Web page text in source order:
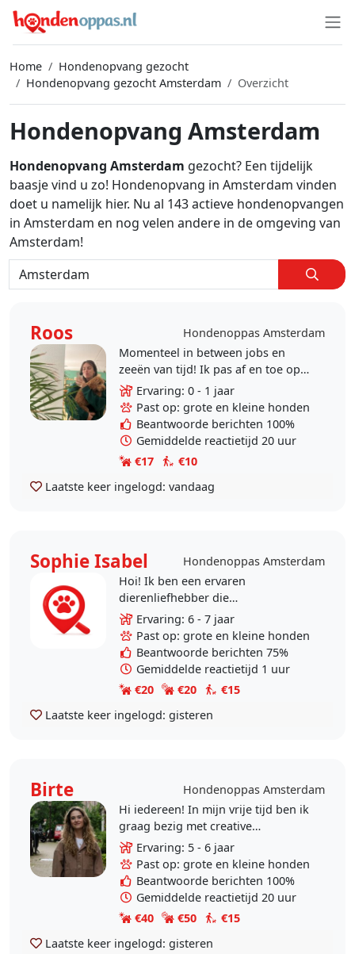
Home
Hondenopvang gezocht
Hondenopvang gezocht Amsterdam
Overzicht
Hondenopvang Amsterdam
Hondenopvang Amsterdam gezocht? Een tijdelijk
baasje vind u zo! Hondenopvang in Amsterdam vinden
doet u namelijk hier. Nu al 143 actieve hondenopvangen
in Amsterdam en nog velen andere in de omgeving van
Amsterdam!
Roos
Hondenoppas Amsterdam
Momenteel in between jobs en
zeeën van tijd! Ik pas af en toe op
het hondje (poedel kruising van 4)
van mijn vorige baas en het lijkt me
gezellig..
Ervaring: 0 - 1 jaar
Past op: grote en kleine honden
Beantwoorde berichten 100%
Gemiddelde reactietijd 20 uur
€17
€10
Laatste keer ingelogd: vandaag
Sophie Isabel
Hondenoppas Amsterdam
Hoi! Ik ben een ervaren
dierenliefhebber die
verantwoordelijk is, en met
gevoeligheid, stabiliteit, en
enthousiasme met de zorgtaken
omga. Bedrag..
Ervaring: 6 - 7 jaar
Past op: grote en kleine honden
Beantwoorde berichten 75%
Gemiddelde reactietijd 1 uur
€20
€20
€15
Laatste keer ingelogd: gisteren
Birte
Hondenoppas Amsterdam
Hi iedereen! In mijn vrije tijd ben ik
graag bezig met creative
activiteiten zoals tekenen en
fotografie, maar ben ik ook buiten
te vinden. Graag zou..
Ervaring: 5 - 6 jaar
Past op: grote en kleine honden
Beantwoorde berichten 100%
Gemiddelde reactietijd 20 uur
€40
€50
€15
Laatste keer ingelogd: gisteren